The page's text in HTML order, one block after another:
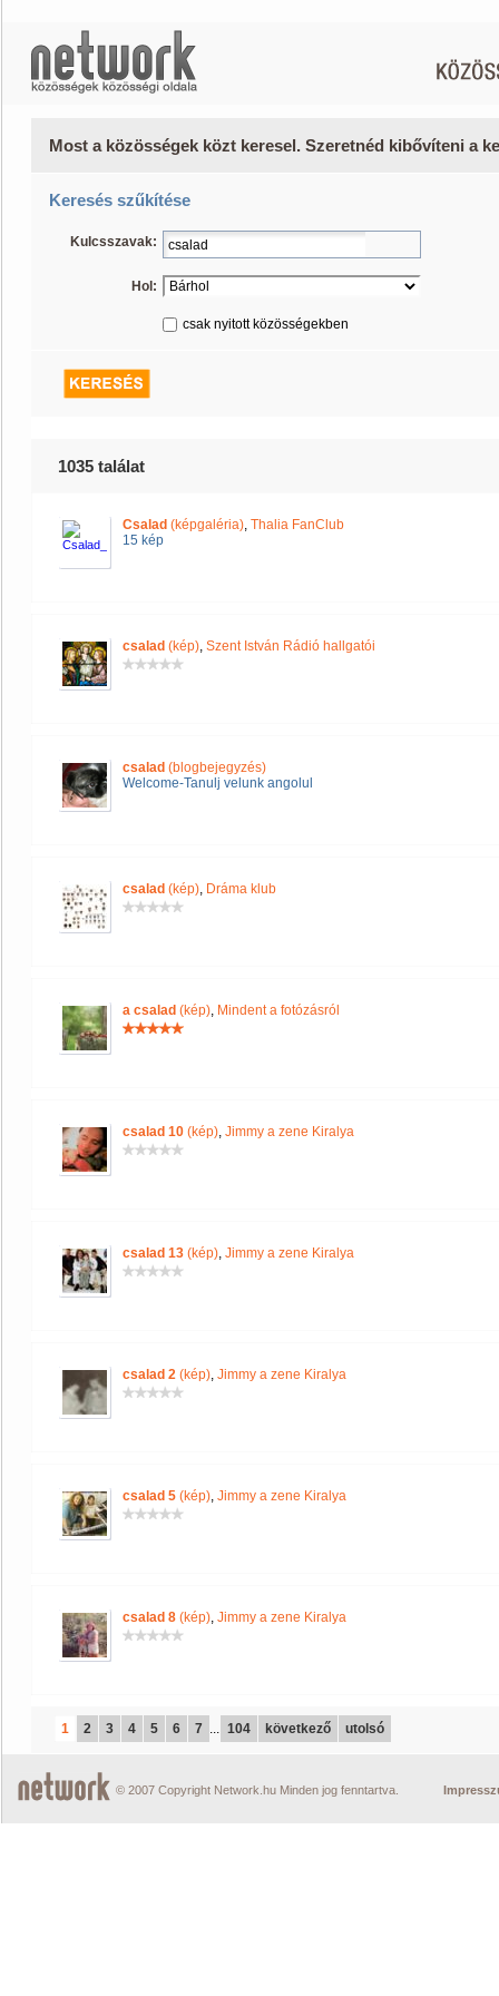
Most a közösségek közt keresel. Szeretnéd kibővíteni a
Keresés szűkítése
Kulcsszavak:
Hol:
csak nyitott közösségekben
1035 találat
Csalad (képgaléria), Thalia FanClub
15 kép
csalad (kép), Szent István Rádió hallgatói
csalad (blogbejegyzés)
Welcome-Tanulj velunk angolul
csalad (kép), Dráma klub
a csalad (kép), Mindent a fotózásról
csalad 10 (kép), Jimmy a zene Kiralya
csalad 13 (kép), Jimmy a zene Kiralya
csalad 2 (kép), Jimmy a zene Kiralya
csalad 5 (kép), Jimmy a zene Kiralya
csalad 8 (kép), Jimmy a zene Kiralya
1 2 3 4 5 6 7 ... 104 következő utolsó
© 2007 Copyright Network.hu Minden jog fenntartva.